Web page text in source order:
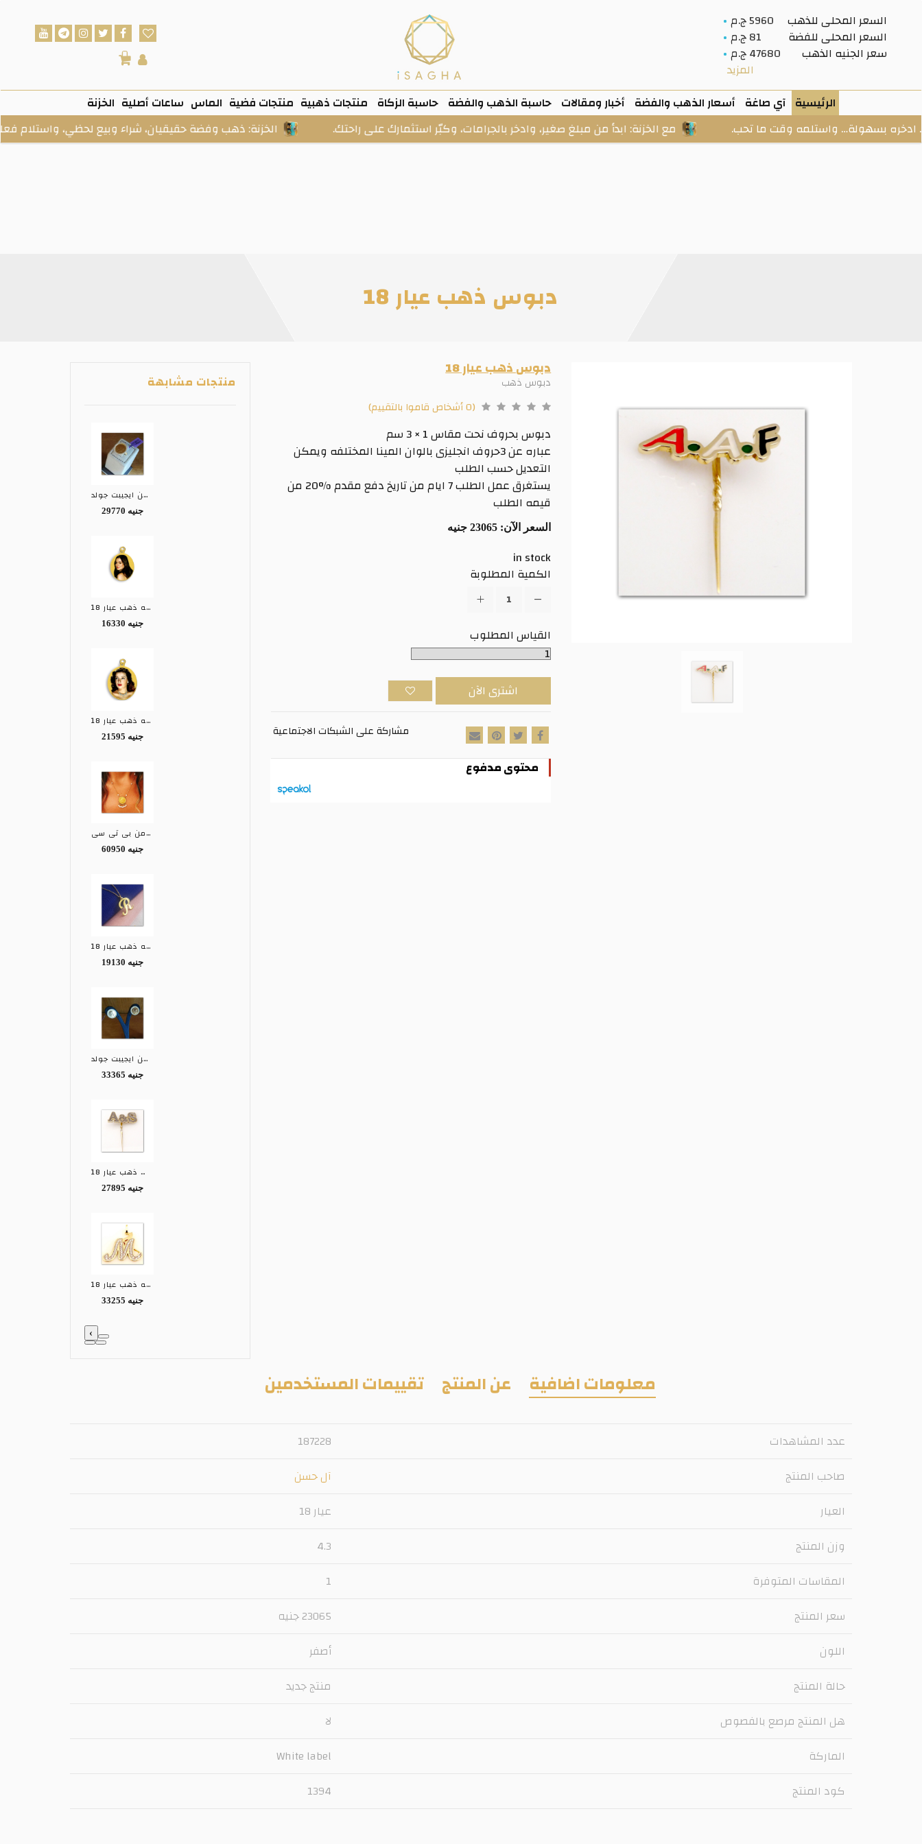
السعر المحلى للذهب
5960 ج.م
السعر المحلى للفضة
81 ج.م
سعر الجنيه الذهب
47680 ج.م
المزيد
0
الرئيسية آي صاغة أسعار الذهب والفضة أخبار ومقالات حاسبة الذهب والفضة حاسبة الزكاة منتجات ذهبية منتجات فضية الماس ساعات أصلية الخزنة
الخزنة: ذهب وفضة حقيقيان، شراء وبيع لحظي، واستلام فعلي عند
مع الخزنة: ابدأ من مبلغ صغير، وادخر بالجرامات، وكبّر استثمارك على راحتك. واستلمه وقت ما تحب.
دبوس ذهب عيار 18
دبوس ذهب عيار 18
دبوس ذهب
(0 أشخاص قاموا بالتقييم)
دبوس بحروف نحت مقاس 1 × 3 سم
عباره عن 3حروف انجليزى بالوان المينا المختلفه ويمكن
التعديل حسب الطلب
يستغرق عمل الطلب 7 ايام من تاريخ دفع مقدم 20‎%‎ من
قيمه الطلب
السعر الآن:
in stock
الكمية المطلوبة
القياس المطلوب
اشترى الآن
مشاركة على الشبكات الاجتماعية
محتوى مدفوع
منتجات مشابهة
خاتم ذهب عيار 18 من ايجيبت جولد EGYPT GOLD
29770 جنيه
تعليقه ذهب عيار 18
16330 جنيه
تعليقه ذهب عيار 18
21595 جنيه
كوليه ذهب عيار 21 من بي تي سي BTC
60950 جنيه
كوليه ذهب عيار 18
19130 جنيه
حلق ذهب عيار 18 من ايجيبت جولد EGYPT GOLD
33365 جنيه
دبوس ذهب عيار 18
27895 جنيه
تعليقه ذهب عيار 18
33255 جنيه
‹
معلومات اضافية عن المنتج تقييمات المستخدمين
عدد المشاهدات
187228
صاحب المنتج
آل حسن
العيار
عيار 18
وزن المنتج
4.3
المقاسات المتوفرة
1
سعر المنتج
23065 جنيه
اللون
أصفر
حالة المنتج
منتج جديد
هل المنتج مرصع بالفصوص
لا
الماركة
White label
كود المنتج
1394